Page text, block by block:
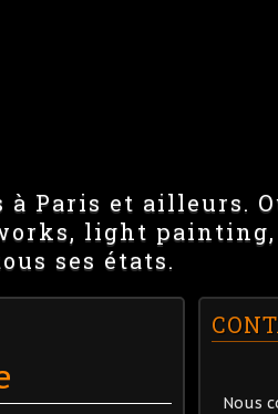
Paris et ailleurs.
light painting,
ses états.
Nous